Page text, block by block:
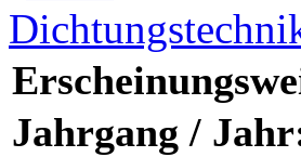
Jahrgang /